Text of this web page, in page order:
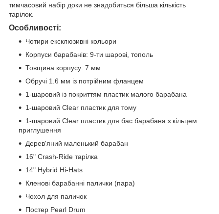
тимчасовий набір доки не знадобиться більша кількість
тарілок.
Особливості:
Чотири ексклюзивні кольори
Корпуси барабанів: 9-ти шарові, тополь
Товщина корпусу: 7 мм
Обручі 1.6 мм із потрійним фланцем
1-шаровий із покриттям пластик малого барабана
1-шаровий Clear пластик для тому
1-шаровий Clear пластик для бас барабана з кільцем
приглушення
Дерев'яний маленький барабан
16" Crash-Ride тарілка
14" Hybrid Hi-Hats
Кленові барабанні палички (пара)
Чохол для паличок
Постер Pearl Drum